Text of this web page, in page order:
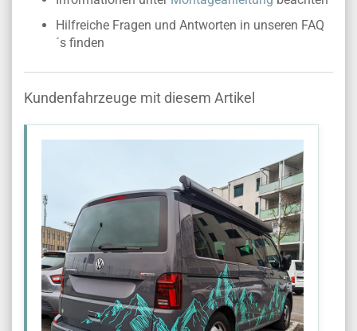
Hilfreiche Fragen und Antworten in unseren FAQ
´s finden
Kundenfahrzeuge mit diesem Artikel